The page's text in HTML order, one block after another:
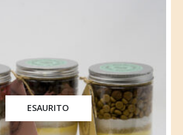
ESAURITO